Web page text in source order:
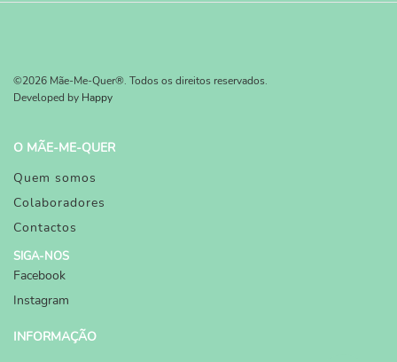
©2026 Mãe-Me-Quer®. Todos os direitos reservados.
Developed by Happy
O MÃE-ME-QUER
Quem somos
Colaboradores
Contactos
SIGA-NOS
Facebook
Instagram
INFORMAÇÃO